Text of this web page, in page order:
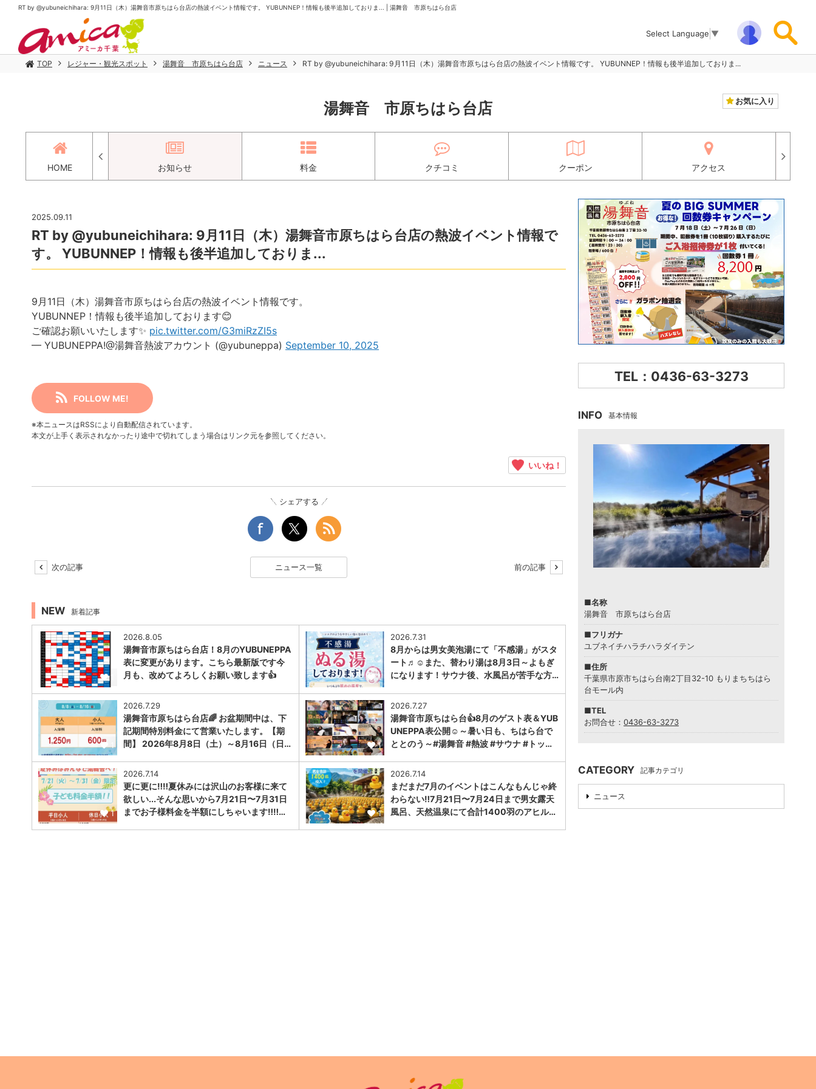
RT by @yubuneichihara: 9月11日（木）湯舞音市原ちはら台店の熱波イベント情報です。 YUBUNNEP！情報も後半追加しておりま... | 湯舞音 市原ちはら台店
Select Language ▼
TOP レジャー・観光スポット 湯舞音 市原ちはら台店 ニュース RT by @yubuneichihara: 9月11日（木）湯舞音市原ちはら台店の熱波イベント情報です。 YUBUNNEP！情報も後半追加しておりま...
湯舞音 市原ちはら台店 お気に入り
HOME
アクセス お知らせ 料金 クチコミ クーポン アクセス
2025.09.11
RT by @yubuneichihara: 9月11日（木）湯舞音市原ちはら台店の熱波イベント情報で
す。 YUBUNNEP！情報も後半追加しておりま...
9月11日（木）湯舞音市原ちはら台店の熱波イベント情報です。
YUBUNNEP！情報も後半追加しております😊
ご確認お願いいたします✨️ pic.twitter.com/G3miRzZI5s
— YUBUNEPPA!@湯舞音熱波アカウント (@yubuneppa) September 10, 2025
FOLLOW ME!
※本ニュースはRSSにより自動配信されています。
本文が上手く表示されなかったり途中で切れてしまう場合はリンク元を参照してください。
いいね！
シェアする
次の記事 ニュース一覧 前の記事
NEW 新着記事
1
2026.8.05
湯舞音市原ちはら台店！8月のYUBUNEPPA
表に変更があります。こちら最新版です今
月も、改めてよろしくお願い致します👍
1
2026.7.31
8月からは男女美泡湯にて「不感湯」がスタ
ート♬☺また、替わり湯は8月3日～よもぎ
になります！サウナ後、水風呂が苦手な方…
1
2026.7.29
湯舞音市原ちはら台店🌈 お盆期間中は、下
記期間特別料金にて営業いたします。【期
間】 2026年8月8日（土）～8月16日（日…
1
2026.7.27
湯舞音市原ちはら台👍8月のゲスト表＆YUB
UNEPPA表公開☺～暑い日も、ちはら台で
ととのう～#湯舞音 #熱波 #サウナ #トッ…
1
2026.7.14
更に更に‼️‼️夏休みには沢山のお客様に来て
欲しい...そんな思いから7月21日〜7月31日
までお子様料金を半額にしちゃいます‼︎‼︎…
1
2026.7.14
まだまだ7月のイベントはこんなもんじゃ終
わらない‼️7月21日〜7月24日まで男女露天
風呂、天然温泉にて合計1400羽のアヒル…
TEL：0436-63-3273
INFO 基本情報
■名称
湯舞音 市原ちはら台店
■フリガナ
ユブネイチハラチハラダイテン
■住所
千葉県市原市ちはら台南2丁目32-10 もりまちちはら
台モール内
■TEL
お問合せ： 0436-63-3273
CATEGORY 記事カテゴリ
ニュース